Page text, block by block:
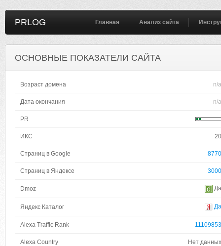
PRLOG Главная Анализ сайта
ОСНОВНЫЕ ПОКАЗАТЕЛИ САЙТА
Возраст домена n/a
Дата окончания n/a
PR
ИКС 20
Страниц в Google 8770
Страниц в Яндексе 3000
Dmoz Да
Яндекс Каталог Да
Alexa Traffic Rank 11109853
Alexa Country Нет данных